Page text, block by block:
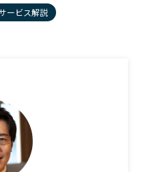
ービス解説